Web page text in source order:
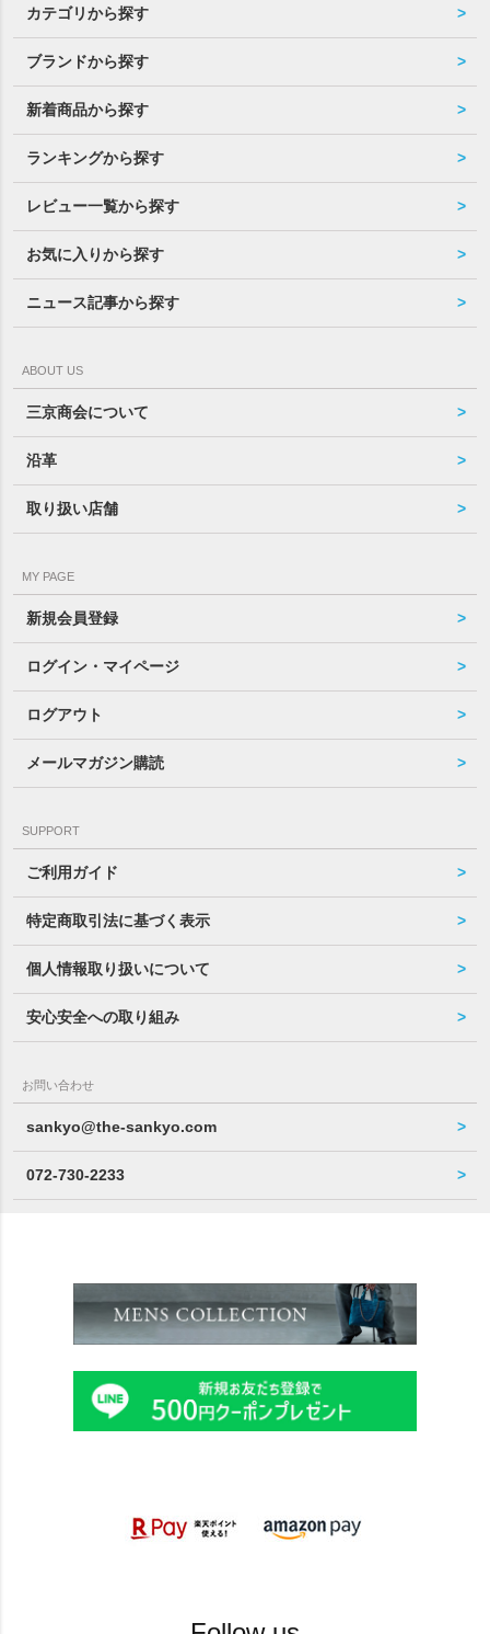
カテゴリから探す
ブランドから探す
新着商品から探す
ランキングから探す
レビュー一覧から探す
お気に入りから探す
ニュース記事から探す
ABOUT US
三京商会について
沿革
取り扱い店舗
MY PAGE
新規会員登録
ログイン・マイページ
ログアウト
メールマガジン購読
SUPPORT
ご利用ガイド
特定商取引法に基づく表示
個人情報取り扱いについて
安心安全への取り組み
お問い合わせ
sankyo@the-sankyo.com
072-730-2233